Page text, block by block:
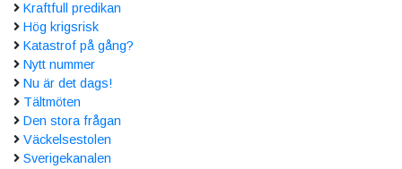
Kraftfull predikan
Hög krigsrisk
Katastrof på gång?
Nytt nummer
Nu är det dags!
Tältmöten
Den stora frågan
Väckelsestolen
Sverigekanalen